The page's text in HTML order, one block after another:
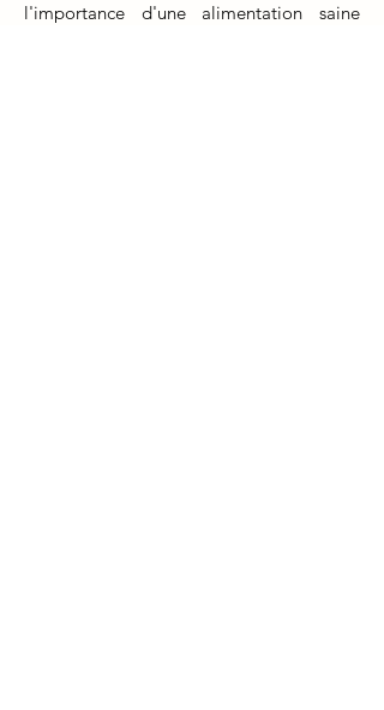
l'importance d'une alimentation saine